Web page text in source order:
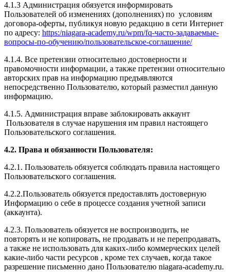
4.1.3 Администрация обязуется информировать
Пользователей об изменениях (дополнениях) по условиям
договора-оферты, публикуя новую редакцию в сети Интернет
по адресу: https:/niagara-academy.ru/wpm/fq-часто-задаваемые-
вопросы-по-обучению/пользовательское-соглашение/
4.1.4. Все претензии относительно достоверности и
правомочности информации, а также претензии относительно
авторских прав на информацию предъявляются
непосредственно Пользователю, который разместил данную
информацию.
4.1.5. Администрация вправе заблокировать аккаунт
Пользователя в случае нарушения им правил настоящего
Пользовательского соглашения.
4.2. Права и обязанности Пользователя:
4.2.1. Пользователь обязуется соблюдать правила настоящего
Пользовательского соглашения.
4.2.2.Пользователь обязуется предоставлять достоверную
Информацию о себе в процессе создания учетной записи
(аккаунта).
4.2.3. Пользователь обязуется не воспроизводить, не
повторять и не копировать, не продавать и не перепродавать,
а также не использовать для каких-либо коммерческих целей
какие-либо части ресурсов , кроме тех случаев, когда такое
разрешение письменно дано Пользователю niagara-academy.ru.